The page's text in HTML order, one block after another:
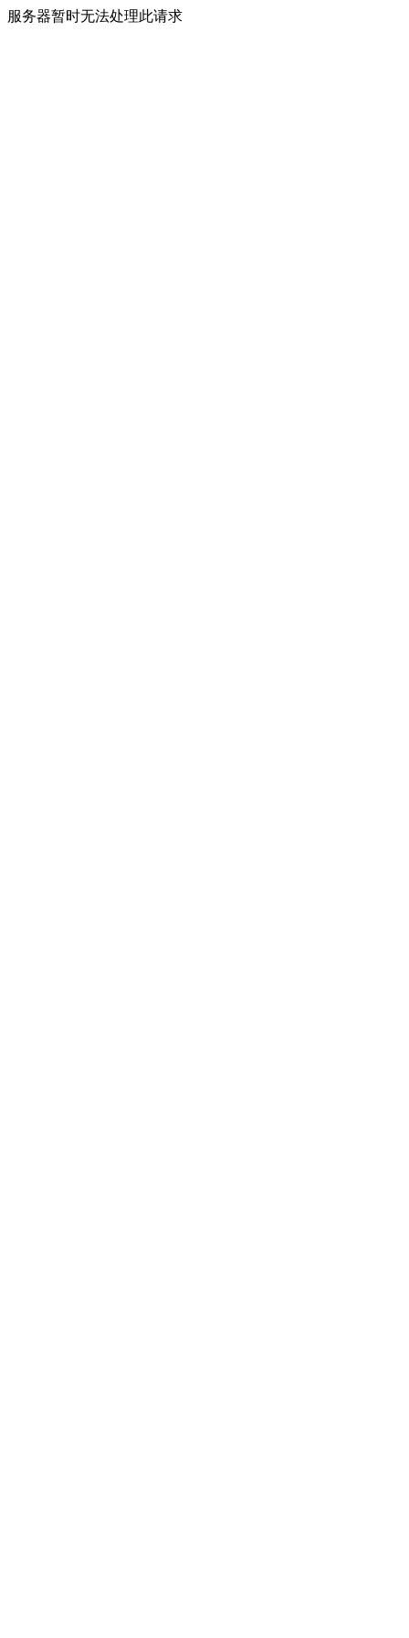
服务器暂时无法处理此请求